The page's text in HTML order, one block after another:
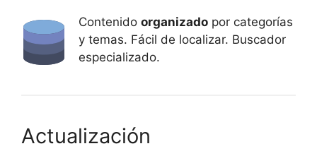
Contenido organizado por categorías
y temas. Fácil de localizar. Buscador
especializado.
Actualización